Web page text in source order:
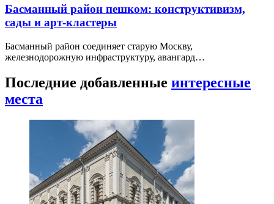
Басманный район пешком: конструктивизм,
сады и арт-кластеры
Басманный район соединяет старую Москву,
железнодорожную инфраструктуру, авангард…
Последние добавленные интересные
места